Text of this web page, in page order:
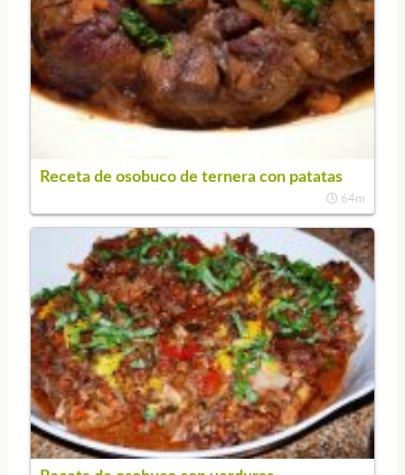
Receta de osobuco de ternera con patatas
64m